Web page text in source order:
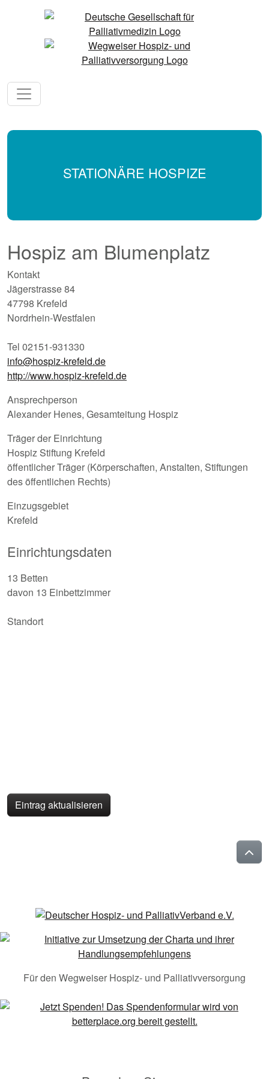
STATIONÄRE HOSPIZE
Hospiz am Blumenplatz
Kontakt
Jägerstrasse 84
47798 Krefeld
Nordrhein-Westfalen
Tel 02151-931330
info@hospiz-krefeld.de
http://www.hospiz-krefeld.de
Ansprechperson
Alexander Henes, Gesamteitung Hospiz
Träger der Einrichtung
Hospiz Stiftung Krefeld
öffentlicher Träger (Körperschaften, Anstalten, Stiftungen
des öffentlichen Rechts)
Einzugsgebiet
Krefeld
Einrichtungsdaten
13 Betten
davon 13 Einbettzimmer
Standort
Eintrag aktualisieren
Für den Wegweiser Hospiz- und Palliativversorgung